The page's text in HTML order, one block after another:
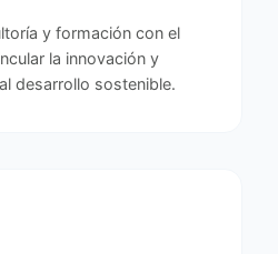
y formación con el
la innovación y
desarrollo sostenible.